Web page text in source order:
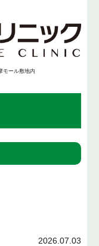
モール敷地内
2026.07.03